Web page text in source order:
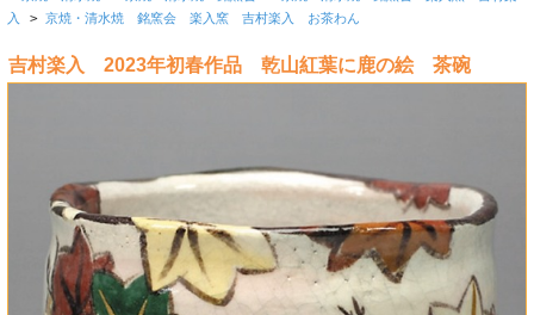
入
> 京焼・清水焼 銘窯会 楽入窯 吉村楽入 お茶わん
吉村楽入 2023年初春作品 乾山紅葉に鹿の絵 茶碗